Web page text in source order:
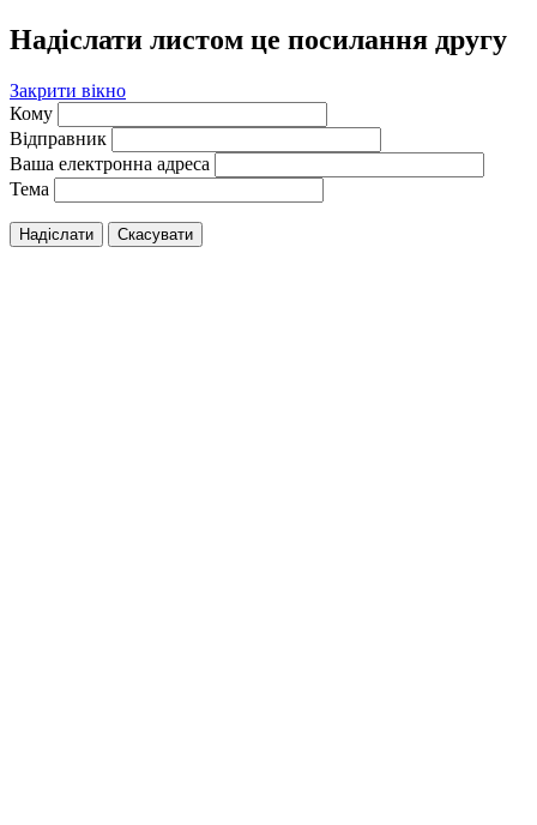
Надіслати листом це посилання другу
Закрити вікно
Кому
Відправник
Ваша електронна адреса
Тема
Надіслати Скасувати